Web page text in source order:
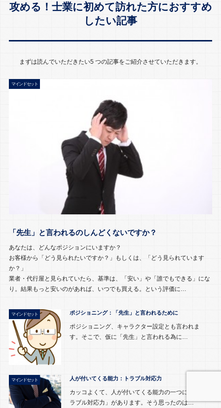
攻める！士業に初めて訪れた方におすすめ
したい記事
まずは読んでいただきたい5 つの記事をご紹介させていただきます。
マインドセット
「先生」と言われるのしんどくないですか？
あなたは、どんなポジションにいますか？
お客様から「どう見られたいですか？」もしくは、「どう見られています
か？」
業者・代行屋と見られていたら、基準は、「安い」や「誰でもできる」にな
り。結果もっと安いのがあれば、いつでも買える。という評価に…
マインドセット ポジショニング：「先生」と言われるために
ポジショニング、キャラクター設定とも言われま
す。そこで、仮に「先生」と言われる為に…
マインドセット 人が付いてくる能力：トラブル対応力
カッコよくて、人が付いてくる能力の一つに「ト
ラブル対応力」があります。そう思ったのは…